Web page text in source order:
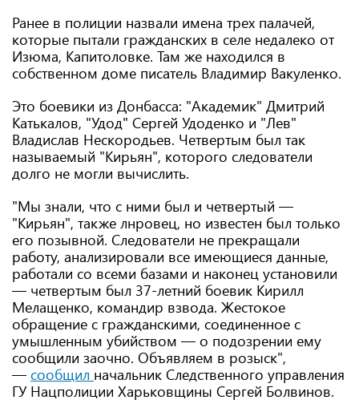
Ранее в полиции назвали имена трех палачей,
которые пытали гражданских в селе недалеко от
Изюма, Капитоловке. Там же находился в
собственном доме писатель Владимир Вакуленко.
Это боевики из Донбасса: "Академик" Дмитрий
Катькалов, "Удод" Сергей Удоденко и "Лев"
Владислав Нескородьев. Четвертым был так
называемый "Кирьян", которого следователи
долго не могли вычислить.
"Мы знали, что с ними был и четвертый —
"Кирьян", также лнровец, но известен был только
его позывной. Следователи не прекращали
работу, анализировали все имеющиеся данные,
работали со всеми базами и наконец установили
— четвертым был 37-летний боевик Кирилл
Мелащенко, командир взвода. Жестокое
обращение с гражданскими, соединенное с
умышленным убийством — о подозрении ему
сообщили заочно. Объявляем в розыск",
— сообщил начальник Следственного управления
ГУ Нацполиции Харьковщины Сергей Болвинов.